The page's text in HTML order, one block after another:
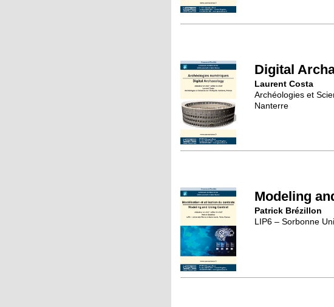
Digital
Laurent Costa
Archéologies et
Nanterre
Modeling
Patrick Brézillon
LIP6 – Sorbonne